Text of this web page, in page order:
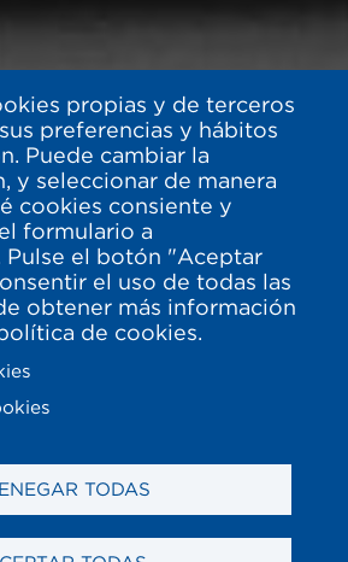
propias y de terceros
preferencias y hábitos
Puede cambiar la
y seleccionar de manera
cookies consiente y
formulario a
Pulse el botón "Aceptar
el uso de todas las
obtener más información
de cookies.
TODAS